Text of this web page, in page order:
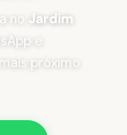
no Jardim
e
próximo